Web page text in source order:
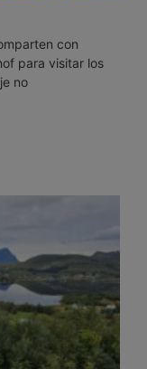
con
para visitar los
no